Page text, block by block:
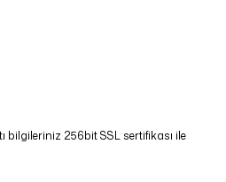
bilgileriniz 256bit SSL sertifikası ile